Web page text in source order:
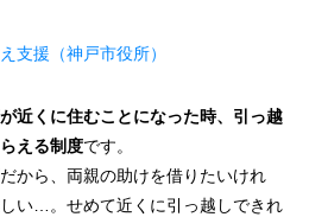
支援（神戸市役所）
近くに住むことになった時、引っ越
える制度です。
から、両親の助けを借りたいけれ
い…。せめて近くに引っ越しできれ